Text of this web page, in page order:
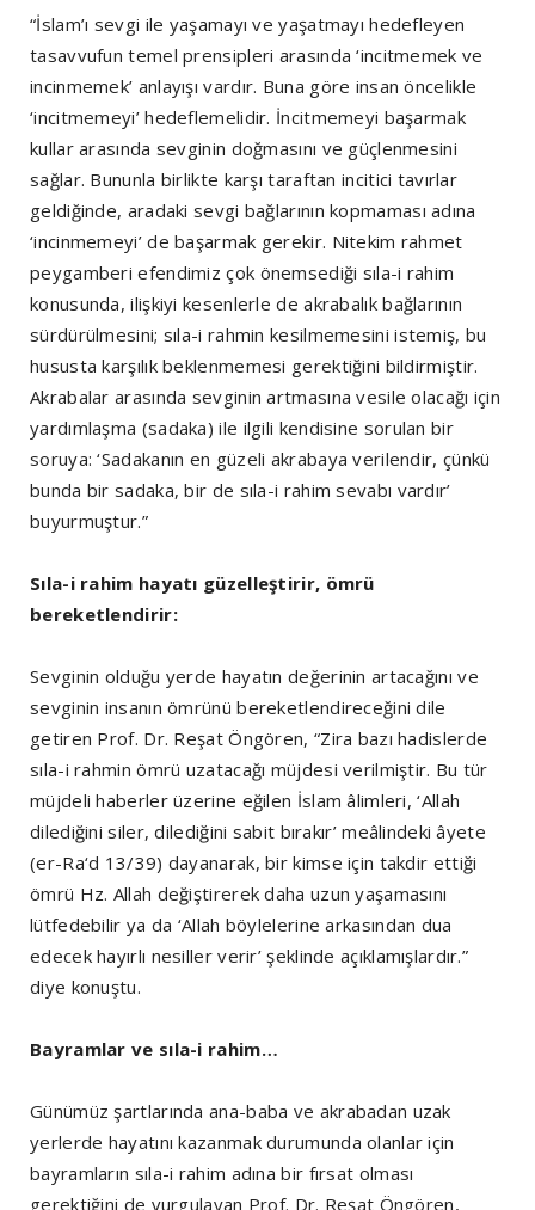
“İslam’ı sevgi ile yaşamayı ve yaşatmayı hedefleyen
tasavvufun temel prensipleri arasında ‘incitmemek ve
incinmemek’ anlayışı vardır. Buna göre insan öncelikle
‘incitmemeyi’ hedeflemelidir. İncitmemeyi başarmak
kullar arasında sevginin doğmasını ve güçlenmesini
sağlar. Bununla birlikte karşı taraftan incitici tavırlar
geldiğinde, aradaki sevgi bağlarının kopmaması adına
‘incinmemeyi’ de başarmak gerekir. Nitekim rahmet
peygamberi efendimiz çok önemsediği sıla-i rahim
konusunda, ilişkiyi kesenlerle de akrabalık bağlarının
sürdürülmesini; sıla-i rahmin kesilmemesini istemiş, bu
hususta karşılık beklenmemesi gerektiğini bildirmiştir.
Akrabalar arasında sevginin artmasına vesile olacağı için
yardımlaşma (sadaka) ile ilgili kendisine sorulan bir
soruya: ‘Sadakanın en güzeli akrabaya verilendir, çünkü
bunda bir sadaka, bir de sıla-i rahim sevabı vardır’
buyurmuştur.”
Sıla-i rahim hayatı güzelleştirir, ömrü
bereketlendirir:
Sevginin olduğu yerde hayatın değerinin artacağını ve
sevginin insanın ömrünü bereketlendireceğini dile
getiren Prof. Dr. Reşat Öngören, “Zira bazı hadislerde
sıla-i rahmin ömrü uzatacağı müjdesi verilmiştir. Bu tür
müjdeli haberler üzerine eğilen İslam âlimleri, ‘Allah
dilediğini siler, dilediğini sabit bırakır’ meâlindeki âyete
(er-Ra‘d 13/39) dayanarak, bir kimse için takdir ettiği
ömrü Hz. Allah değiştirerek daha uzun yaşamasını
lütfedebilir ya da ‘Allah böylelerine arkasından dua
edecek hayırlı nesiller verir’ şeklinde açıklamışlardır.”
diye konuştu.
Bayramlar ve sıla-i rahim…
Günümüz şartlarında ana-baba ve akrabadan uzak
yerlerde hayatını kazanmak durumunda olanlar için
bayramların sıla-i rahim adına bir fırsat olması
gerektiğini de vurgulayan Prof. Dr. Reşat Öngören,